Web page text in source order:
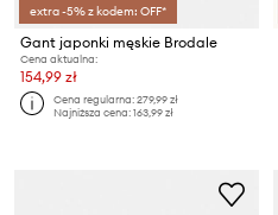
extra -5% z kodem: OFF*
Gant japonki męskie Brodale
Cena aktualna:
154,99 zł
Cena regularna:279,99 zł
Najniższa cena:163,99 zł